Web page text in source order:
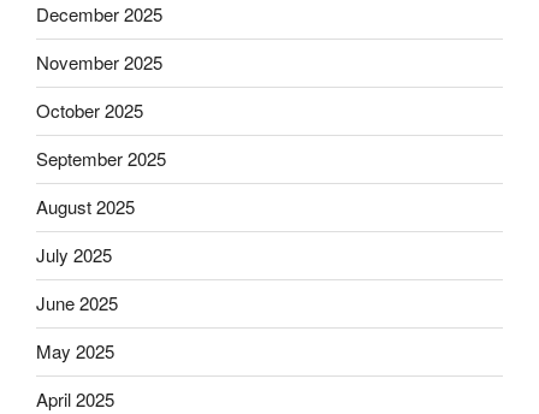
December 2025
November 2025
October 2025
September 2025
August 2025
July 2025
June 2025
May 2025
April 2025